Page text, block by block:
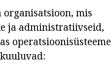
organisatsioon, mis
ja administratiivseid,
operatsioonisüsteeme